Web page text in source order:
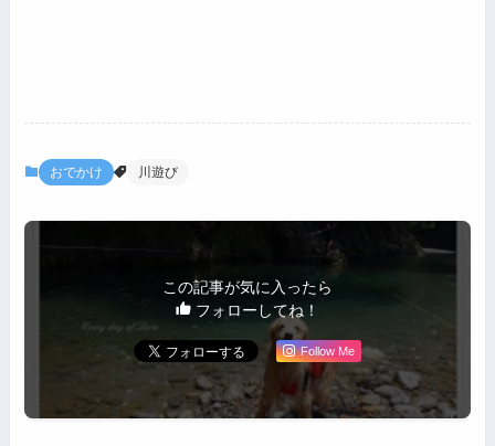
おでかけ 川遊び
この記事が気に入ったら
フォローしてね！
Follow Me